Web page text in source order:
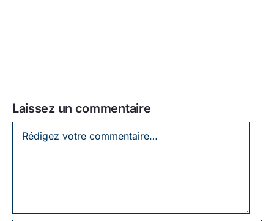
Laissez un commentaire
Laissez